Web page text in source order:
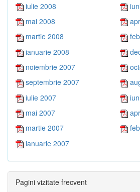
iulie 2008
mai 2008
martie 2008
ianuarie 2008
noiembrie 2007
septembrie 2007
iulie 2007
mai 2007
martie 2007
ianuarie 2007
Pagini vizitate frecvent